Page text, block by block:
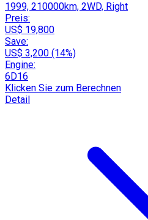
1999, 210000km, 2WD, Right
Preis:
US$ 19,800
Save:
US$ 3,200 (14%)
Engine:
6D16
Klicken Sie zum Berechnen
Detail